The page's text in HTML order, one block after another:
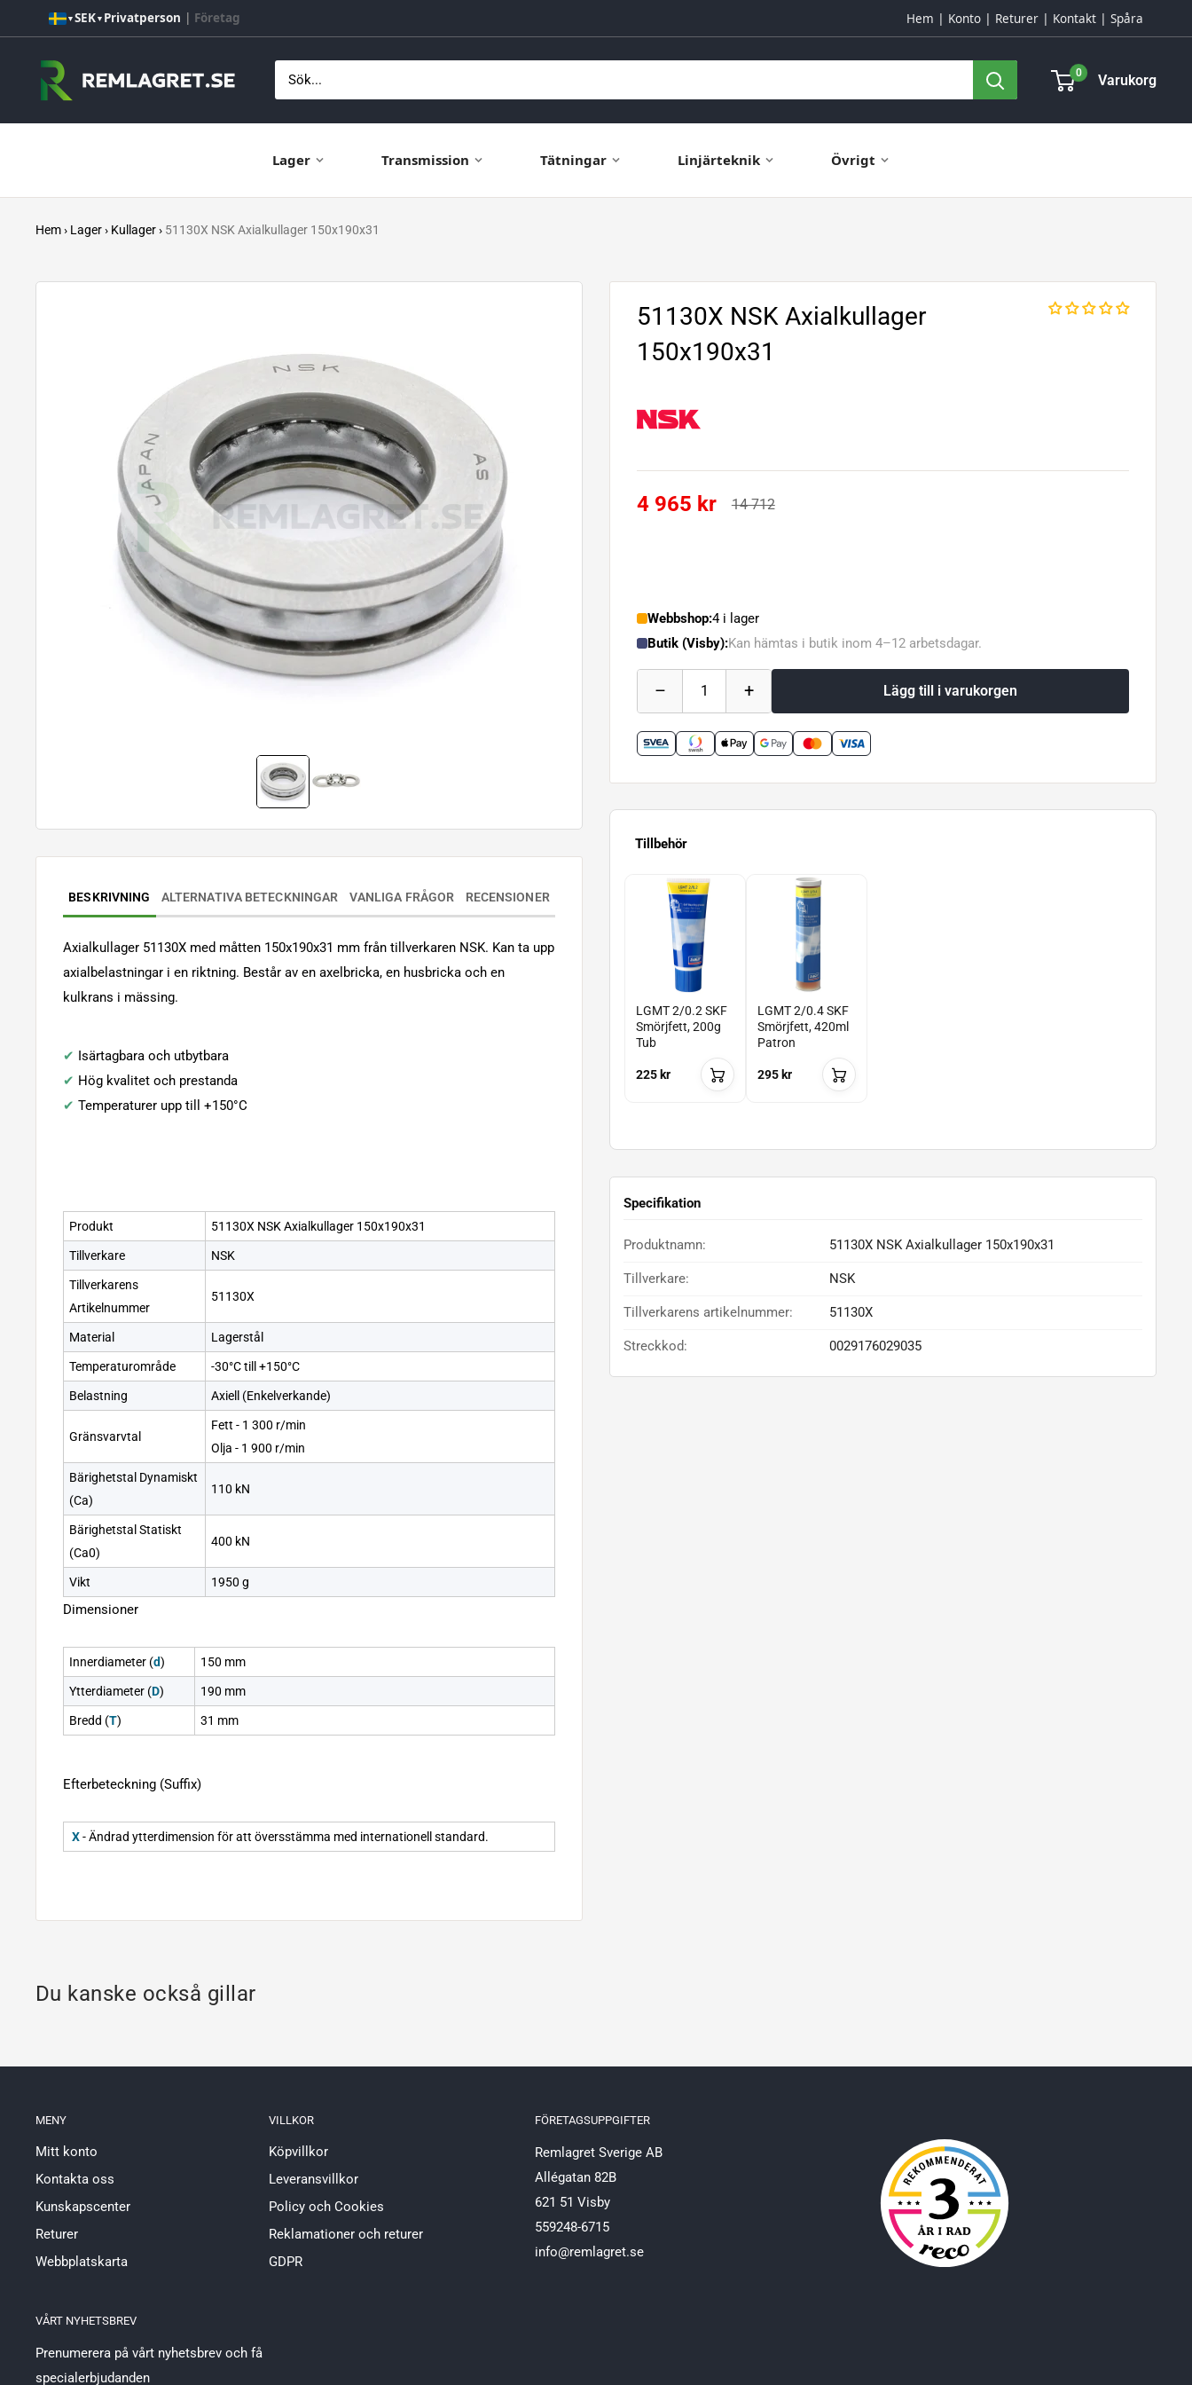
till
innehåll
▼SEK▼ Privatperson | Företag Hem Konto Returer Kontakt Spåra
Remlagret.se 0 Varukorg
Lager Transmission Tätningar Linjärteknik Övrigt
Hem› Lager› Kullager› 51130X NSK Axialkullager 150x190x31
51130X NSK Axialkullager
150x190x31
4 965 kr 14 712
Webbshop:4 i lager
Butik (Visby):Kan hämtas i butik inom 4–12 arbetsdagar.
– 1 + Lägg till i varukorgen
Tillbehör
LGMT 2/0.2 SKF
Smörjfett, 200g
Tub
225 kr
LGMT 2/0.4 SKF
Smörjfett, 420ml
Patron
295 kr
Specifikation
Produktnamn: 51130X NSK Axialkullager 150x190x31
Tillverkare: NSK
Tillverkarens artikelnummer: 51130X
Streckkod: 0029176029035
BESKRIVNING ALTERNATIVA BETECKNINGAR VANLIGA FRÅGOR RECENSIONER
Axialkullager 51130X med måtten 150x190x31 mm från tillverkaren NSK. Kan ta upp
axialbelastningar i en riktning. Består av en axelbricka, en husbricka och en
kulkrans i mässing.
✔ Isärtagbara och utbytbara
✔ Hög kvalitet och prestanda
✔ Temperaturer upp till +150°C
Produkt 51130X NSK Axialkullager 150x190x31
Tillverkare NSK
Tillverkarens
Artikelnummer
51130X
Material Lagerstål
Temperaturområde -30°C till +150°C
Belastning Axiell (Enkelverkande)
Gränsvarvtal
Fett - 1 300 r/min
Olja - 1 900 r/min
Bärighetstal Dynamiskt
(Ca)
110 kN
Bärighetstal Statiskt
(Ca0)
400 kN
Vikt 1950 g
Dimensioner
Innerdiameter (d) 150 mm
Ytterdiameter (D) 190 mm
Bredd (T) 31 mm
Efterbeteckning (Suffix)
X- Ändrad ytterdimension för att översstämma med internationell standard.
Du kanske också gillar
MENY
Mitt konto
Kontakta oss
Kunskapscenter
Returer
Webbplatskarta
VILLKOR
Köpvillkor
Leveransvillkor
Policy och Cookies
Reklamationer och returer
GDPR
FÖRETAGSUPPGIFTER
Remlagret Sverige AB
Allégatan 82B
621 51 Visby
559248-6715
info@remlagret.se
VÅRT NYHETSBREV
Prenumerera på vårt nyhetsbrev och få
specialerbjudanden